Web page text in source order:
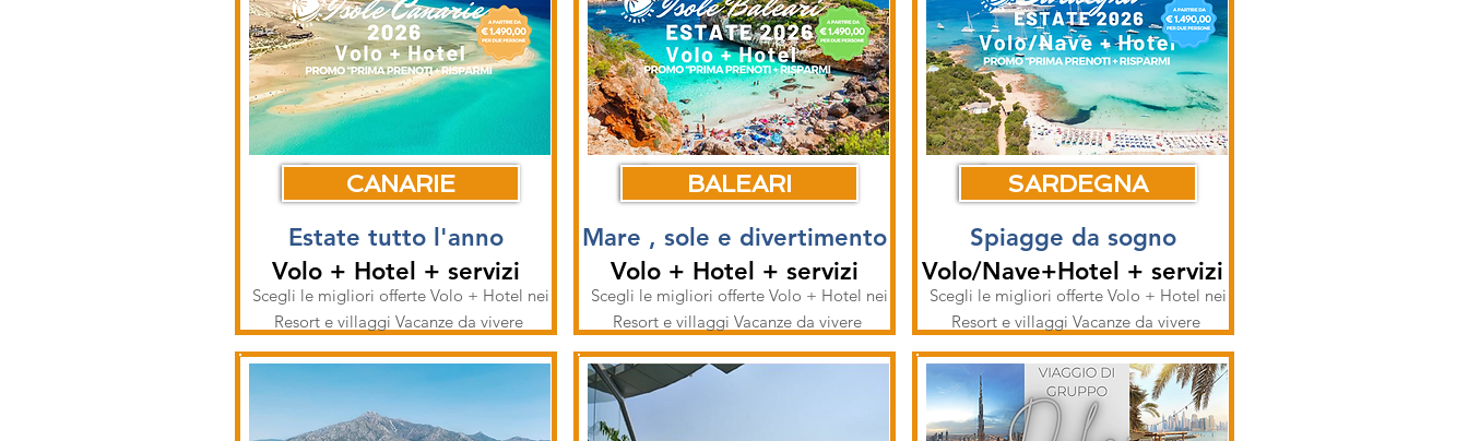
CANARIE
Estate tutto l'anno
Volo + Hotel + servizi
Scegli le migliori offerte Volo + Hotel nei
Resort e villaggi Vacanze da vivere
BALEARI
Mare , sole e divertimento
Volo + Hotel + servizi
Scegli le migliori offerte Volo + Hotel nei
Resort e villaggi Vacanze da vivere
SARDEGNA
Spiagge da sogno
Volo/Nave+Hotel + servizi
Scegli le migliori offerte Volo + Hotel nei
Resort e villaggi Vacanze da vivere